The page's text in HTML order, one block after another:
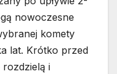
nowoczesne
komety
lat. Krótko przed
rozdzielą i